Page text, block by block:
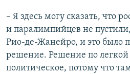
– Я здесь могу сказать, что
и паралимпийцев не
Рио-де-Жанейро, и это было
решение. Решение по легкой
политическое, потому что